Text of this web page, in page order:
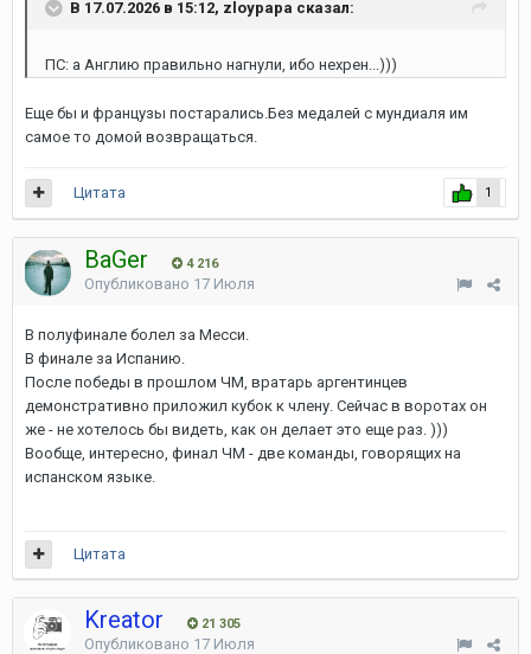
В 17.07.2026 в 15:12, zloypapa сказал:
ПС: а Англию правильно нагнули, ибо нехрен...)))
Еще бы и французы постарались.Без медалей с мундиаля им
самое то домой возвращаться.
1
Цитата
BaGer 4 216
Опубликовано 17 Июля
В полуфинале болел за Месси.
В финале за Испанию.
После победы в прошлом ЧМ, вратарь аргентинцев
демонстративно приложил кубок к члену. Сейчас в воротах он
же - не хотелось бы видеть, как он делает это еще раз. )))
Вообще, интересно, финал ЧМ - две команды, говорящих на
испанском языке.
Цитата
Kreator 21 305
Опубликовано 17 Июля